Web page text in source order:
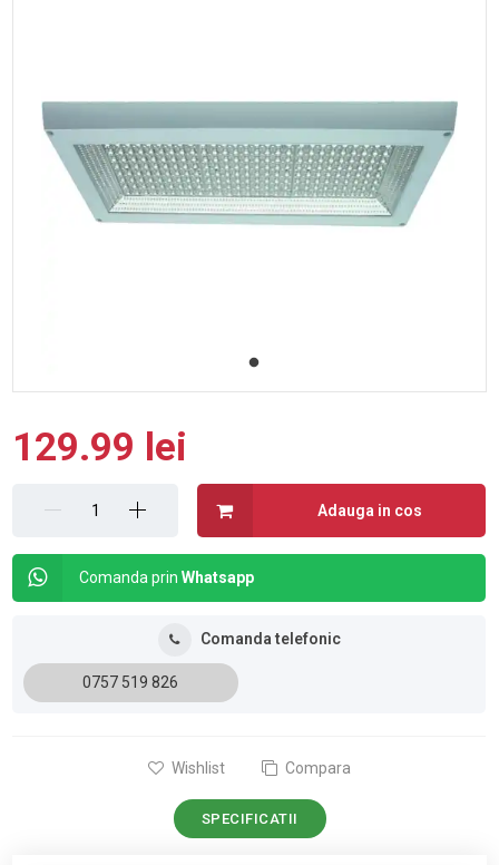
129.99 lei
Adauga in cos
Comanda prinWhatsapp
Comanda telefonic
0757 519 826
Wishlist Compara
SPECIFICATII